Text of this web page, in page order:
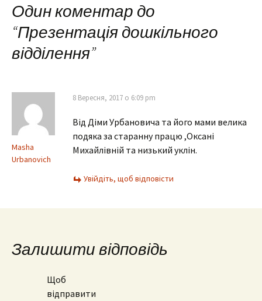
запису
Один коментар до
“Презентація дошкільного
відділення”
Masha
Urbanovich
8 Вересня, 2017 о 6:09 pm
Від Діми Урбановича та його мами велика
подяка за старанну працю ,Оксані
Михайлівній та низький уклін.
Увійдіть, щоб відповісти
Залишити відповідь
Щоб
відправити